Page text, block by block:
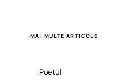
MAI MULTE ARTICOLE
Poetul